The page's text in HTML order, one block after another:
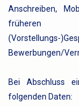
Anschreiben,
früheren
(Vorstellungs-
Bewerbungen/
Bei Abschluss
folgenden Daten: